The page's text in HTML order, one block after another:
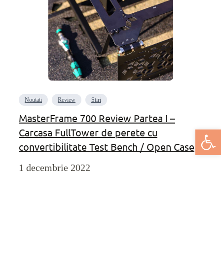
Deschide
Noutati Review Stiri
MasterFrame 700 Review Partea I –
Carcasa FullTower de perete cu
convertibilitate Test Bench / Open Case
1 decembrie 2022